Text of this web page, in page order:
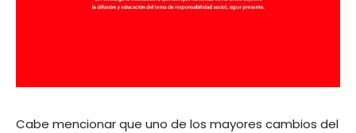
Cabe mencionar que uno de los mayores cambios del